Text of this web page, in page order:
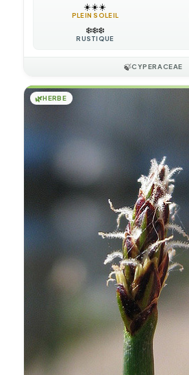
☀️☀️☀️
PLEIN SOLEIL
❄️❄️❄️
RUSTIQUE
🍃CYPERACEAE
🌿HERBE